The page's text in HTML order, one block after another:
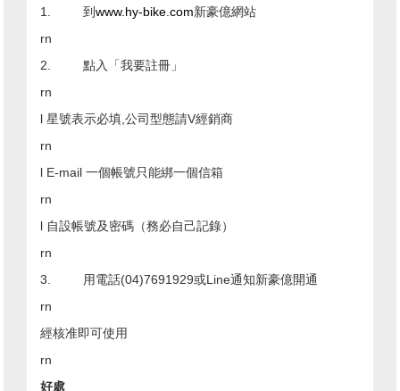
1.
到www.hy-bike.com新豪億網站
rn
2.
點入「我要註冊」
rn
l 星號表示必填 ,公司型態請V經銷商
rn
l E-mail一個帳號只能綁一個信箱
rn
l 自設帳號及密碼（務必自己記錄）
rn
3.
用電話(04)7691929或Line通知新豪億開通
rn
經核准即可使用
rn
好處